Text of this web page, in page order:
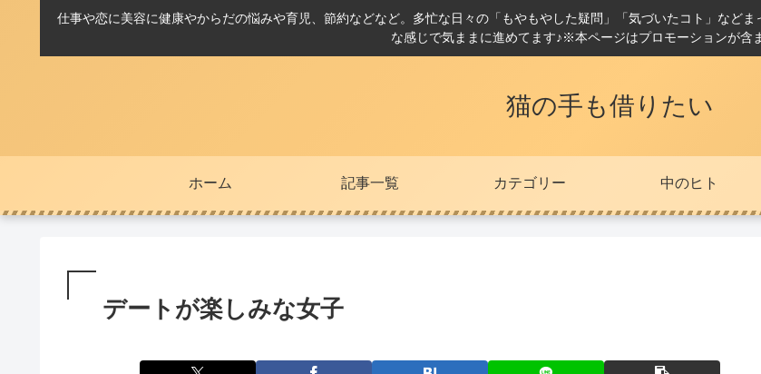
仕事や恋に美容に健康やからだの悩みや育児、節約などなど。多忙な日々の「もやもやした疑問」「気づいたコト」など
な感じで気ままに進めてます♪※本ページはプロモーションが含
猫の手も借りたい
ホーム 記事一覧 カテゴリー 中のヒト
デートが楽しみな女子